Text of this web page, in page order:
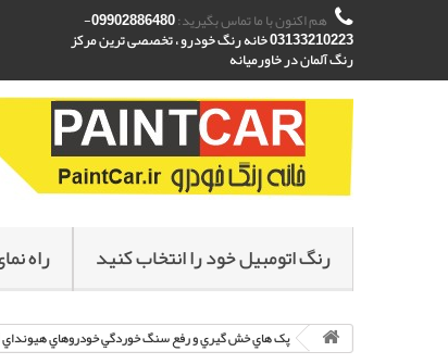
هم اکنون با ما تماس بگیرید: 09902886480-
03133210223 خانه رنگ خودرو ، تخصصی ترین مرکز
رنگ آلمان در خاورمیانه
رنگ اتومبیل خود را انتخاب کنید راه
پک هاي خش گيري و رفع سنگ خوردگي خودروهاي هيونداي Hyundai